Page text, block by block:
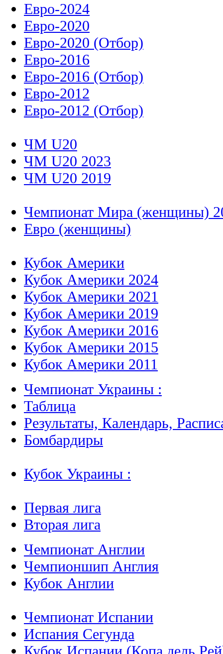
Евро-2024
Евро-2020
Евро-2020 (Отбор)
Евро-2016
Евро-2016 (Отбор)
Евро-2012
Евро-2012 (Отбор)
ЧМ U20
ЧМ U20 2023
ЧМ U20 2019
Чемпионат Мира (женщины)
Евро (женщины)
Кубок Америки
Кубок Америки 2024
Кубок Америки 2021
Кубок Америки 2019
Кубок Америки 2016
Кубок Америки 2015
Кубок Америки 2011
Чемпионат Украины :
Таблица
Результаты, Календарь,
Бомбардиры
Кубок Украины :
Первая лига
Вторая лига
Чемпионат Англии
Чемпионшип Англия
Кубок Англии
Чемпионат Испании
Испания Сегунда